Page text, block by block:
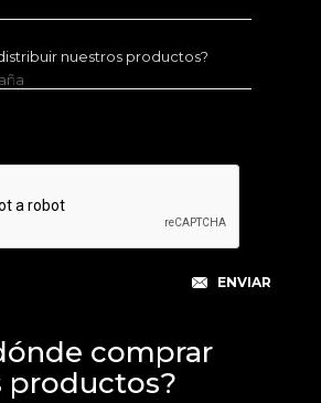
nuestros productos?
comprar
productos?